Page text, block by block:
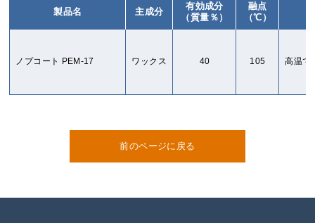
製品名 主成分
有効成分
（質量％）
融点
（℃）
ノプコート PEM-17 ワックス 40 105 高温で
前のページに戻る